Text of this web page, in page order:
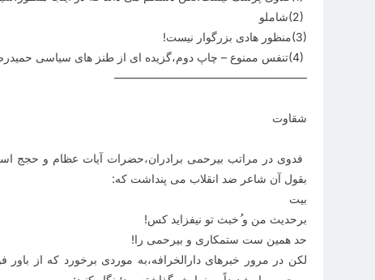
(2)شاملو
(3)منظور هادی بزرگوار نیست!
(4)تنفس ممنوع – چاپ دوم،گزیده ای از طنز های سیاسی حمیدرضا رحیمی
—————————————————
شقاوت
فدوی در مراتب بیرحمی برادران،حضرات آیات عظام و حجج
بقول آن شاعر ضد انقلاب می پنداشت که:
بیت
برحدیث من و ُخبث تو نیفزاید کس!
حد همین ست ستمکاری و بیرحمی را!
لکن در مرور خبرهای دارالخرافه،به موردی برخورد که از